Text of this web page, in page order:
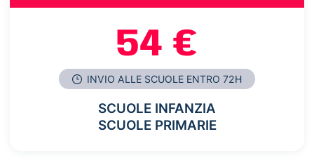
54 €
INVIO ALLE SCUOLE ENTRO 72H
SCUOLE INFANZIA
SCUOLE PRIMARIE